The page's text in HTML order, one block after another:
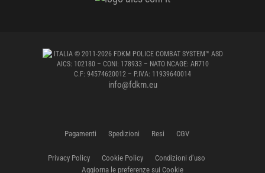
ITALIA© 2011-2026 FDKM POLICE COMBAT SYSTEM™ ASD
AICS: 102180 – CONI: 178933 – NATO NCAGE: AR710
C.F: 94574620012 – P.IVA: 11939640014
info@fdkm.eu
Pagamenti Spedizioni Resi CGV
Privacy Policy Cookie Policy
Condizioni d’uso
Aggiorna le preferenze sui Cookie